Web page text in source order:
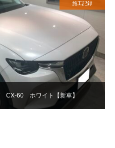
CX-60 ホワイト【新車】
施工記録